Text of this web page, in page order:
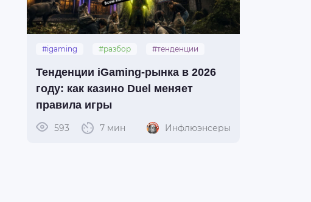
#igaming #разбор #тенденции
Тенденции iGaming‑рынка в 2026
году: как казино Duel меняет
правила игры
593 7 мин Инфлюэнсеры